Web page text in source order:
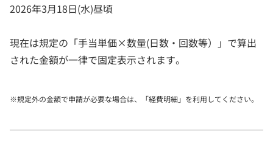
2026年3月18日(水)昼頃
現在は規定の「手当単価×数量(日数・回数等）」で算出
された金額が一律で固定表示されます。
※規定外の金額で申請が必要な場合は、「経費明細」を利用してください。